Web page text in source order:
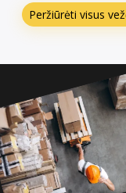
Peržiūrėti visus